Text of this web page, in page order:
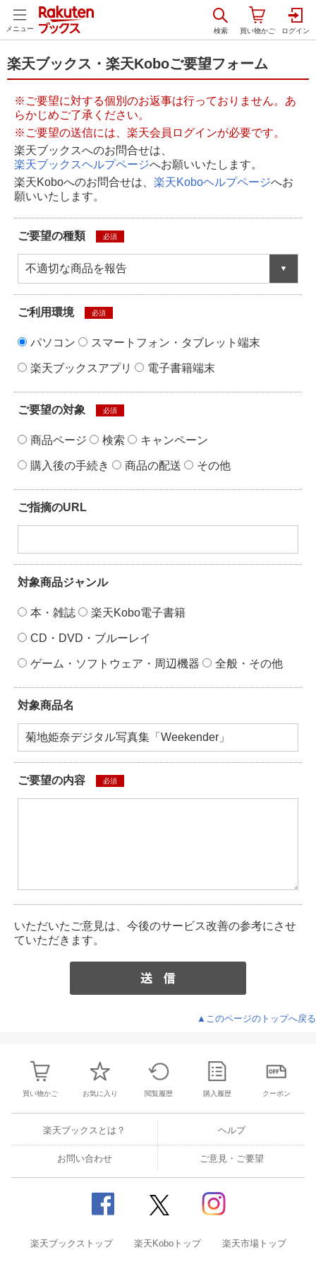
メニュー
楽天ブックス・楽天Koboご要望フォーム
※ご要望に対する個別のお返事は行っておりません。あ
らかじめご了承ください。
※ご要望の送信には、楽天会員ログインが必要です。
楽天ブックスへのお問合せは、
楽天ブックスヘルプページへお願いいたします。
楽天Koboへのお問合せは、 楽天Koboヘルプページへお
願いいたします。
ご要望の種類 必須
不適切な商品を報告
ご利用環境 必須
パソコン スマートフォン・タブレット端末
楽天ブックスアプリ 電子書籍端末
ご要望の対象 必須
商品ページ 検索 キャンペーン
購入後の手続き 商品の配送 その他
ご指摘のURL
対象商品ジャンル
本・雑誌 楽天Kobo電子書籍
CD・DVD・ブルーレイ
ゲーム・ソフトウェア・周辺機器 全般・その他
対象商品名
ご要望の内容 必須
いただいたご意見は、今後のサービス改善の参考にさせ
ていただきます。
▲このページのトップへ戻る
買い物かご お気に入り 閲覧履歴 購入履歴 クーポン
楽天ブックスとは？ ヘルプ
お問い合わせ ご意見・ご要望
楽天ブックストップ 楽天Koboトップ 楽天市場トップ